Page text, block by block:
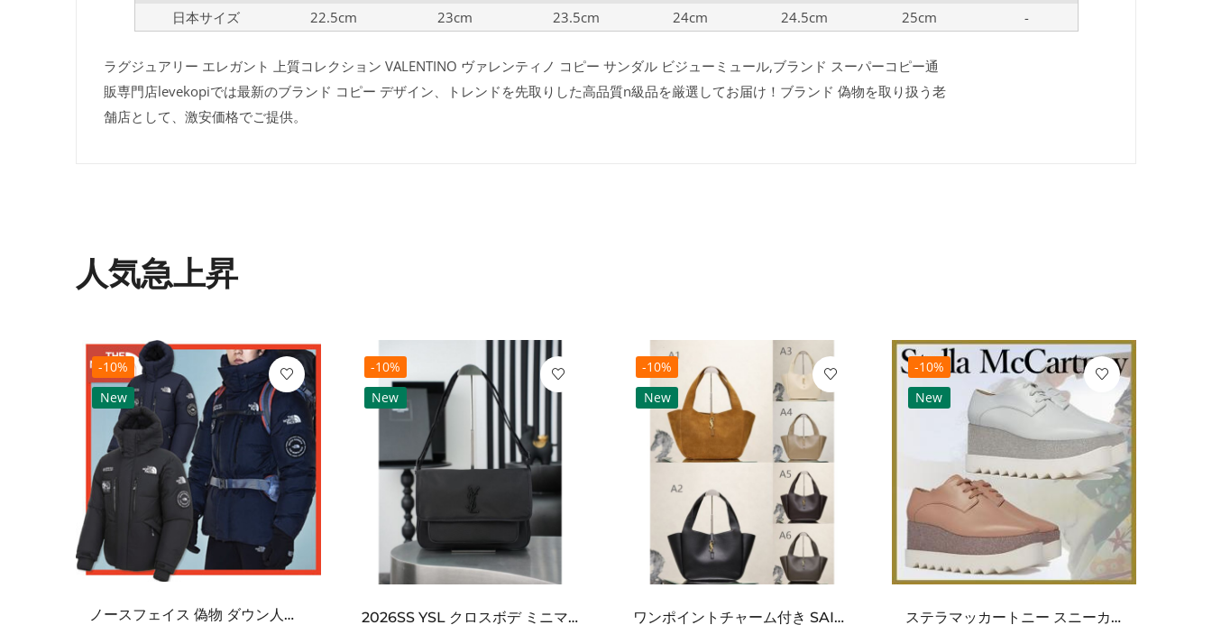
日本サイズ
22.5cm 23cm 23.5cm 24cm 24.5cm 25cm -
ラグジュアリー エレガント 上質コレクション VALENTINO ヴァレンティノ コピー サンダル ビジューミュール,ブランド スーパーコピー通
販専門店levekopiでは最新のブランド コピー デザイン、トレンドを先取りした高品質n級品を厳選してお届け！ブランド 偽物を取り扱う老
舗店として、激安価格でご提供。
人気急上昇
-10%
New
ノースフェイス 偽物 ダウン人気【THE NORTH FACE】M'S 7 SUMMIT HIM...
-10%
New
2026SS YSL クロスボデ ミニマルフラップショルダー SAINT LAURENT サンロ...
-10%
New
ワンポイントチャーム付き SAINT LAURENT サンローラン コピー バッグ シンプルラグ...
-10%
New
ステラマッカートニー スニーカー 偽物エリスグリッタープラットフォーム810038KP02717...